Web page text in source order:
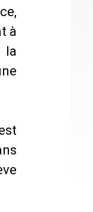
à
la